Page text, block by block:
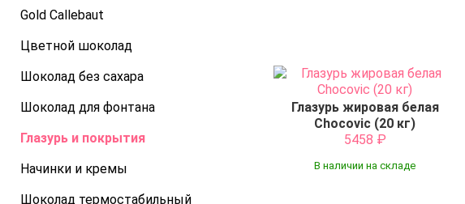
Gold Callebaut
Цветной шоколад
Шоколад без сахара
Шоколад для фонтана
Глазурь и покрытия
Начинки и кремы
Шоколад термостабильный
Глазурь жировая белая
Chocovic (20 кг)
5458 ₽
В наличии на складе